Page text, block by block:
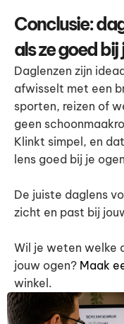
Conclusie:
als ze goed bij
Daglenzen zijn
afwisselt met een
sporten, reizen of
geen
Klinkt simpel, en
lens goed bij je
De juiste daglens
zicht en past bij
Wil je weten welke
jouw ogen? Maak
winkel.